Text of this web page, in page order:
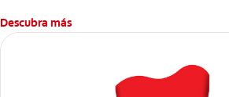
Descubra más